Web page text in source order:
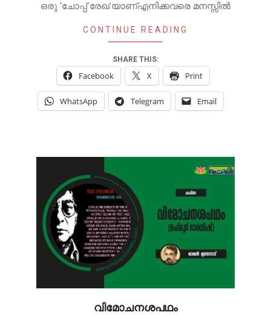
ഒരു ‘ചോപ്പ് രേഖ’യാണ്എനിക്കവരെ മനസ്സിൽ
CONTINUE READING
SHARE THIS:
Facebook X Print
WhatsApp Telegram Email
വിമോചനശപഥം